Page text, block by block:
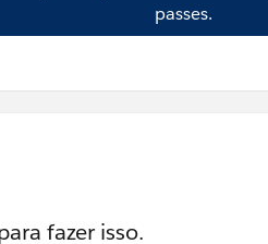
passes.
fazer isso.